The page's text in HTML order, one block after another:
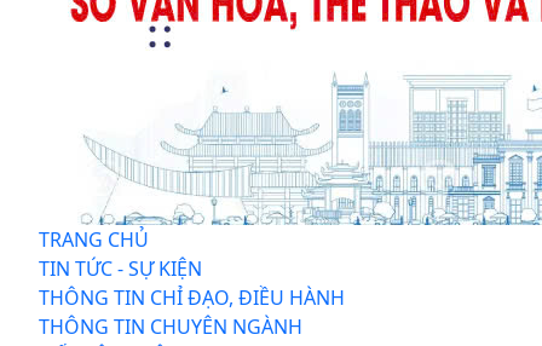
TRANG CHỦ
TIN TỨC - SỰ KIỆN
THÔNG TIN CHỈ ĐẠO, ĐIỀU HÀNH
THÔNG TIN CHUYÊN NGÀNH